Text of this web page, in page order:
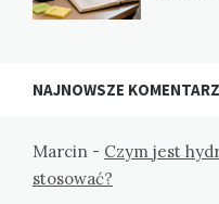
NAJNOWSZE
Marcin - Czym jest
stosować?